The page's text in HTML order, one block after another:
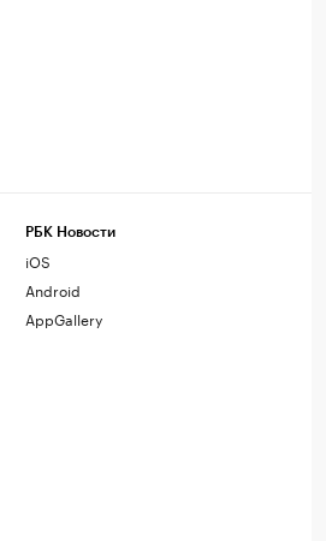
РБК Новости
iOS
Android
AppGallery